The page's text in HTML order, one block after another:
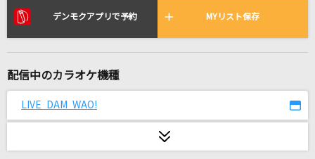
リアルタイムで歌われている曲の一覧
Glorious Break
[生音]サヨナラ
デンモクアプリで予約 MYリスト保存
配信中のカラオケ機種
LIVE DAM WAO!